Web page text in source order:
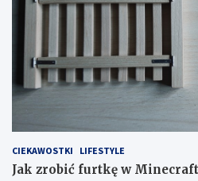
CIEKAWOSTKI LIFESTYLE
Jak zrobić furtkę w